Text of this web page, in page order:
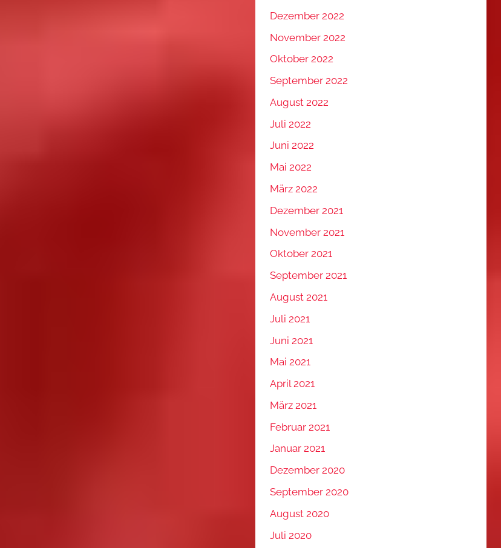
Dezember 2022
November 2022
Oktober 2022
September 2022
August 2022
Juli 2022
Juni 2022
Mai 2022
März 2022
Dezember 2021
November 2021
Oktober 2021
September 2021
August 2021
Juli 2021
Juni 2021
Mai 2021
April 2021
März 2021
Februar 2021
Januar 2021
Dezember 2020
September 2020
August 2020
Juli 2020